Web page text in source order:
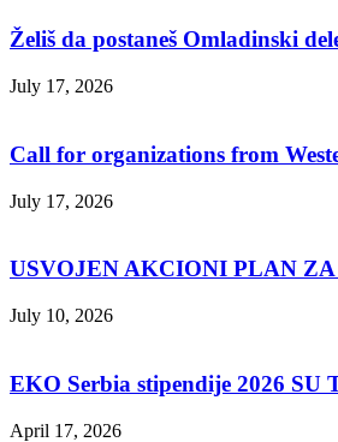
Želiš da postaneš Omladinski
July 17, 2026
Call for organizations from
July 17, 2026
USVOJEN AKCIONI PLAN ZA
July 10, 2026
EKO Serbia stipendije 2026 SU
April 17, 2026